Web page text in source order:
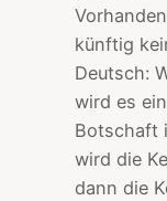
künftig
Deutsch:
wird es
Botschaft
wird die
dann die